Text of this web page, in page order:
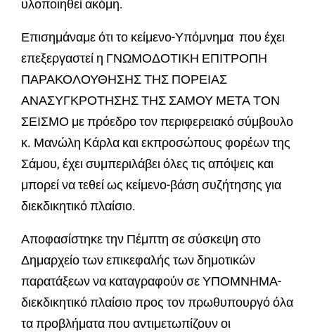
υλοποιηθεί ακόμη.
Επισημάναμε ότι το κείμενο-Υπόμνημα που έχει
επεξεργαστεί η ΓΝΩΜΟΔΟΤΙΚΗ ΕΠΙΤΡΟΠΗ
ΠΑΡΑΚΟΛΟΥΘΗΣΗΣ ΤΗΣ ΠΟΡΕΙΑΣ
ΑΝΑΣΥΓΚΡΟΤΗΣΗΣ ΤΗΣ ΣΑΜΟΥ ΜΕΤΑ ΤΟΝ
ΣΕΙΣΜΟ με πρόεδρο τον περιφερειακό σύμβουλο
κ. Μανώλη Κάρλα και εκπροσώπους φορέων της
Σάμου, έχει συμπεριλάβει όλες τις απόψεις και
μπορεί να τεθεί ως κείμενο-βάση συζήτησης για
διεκδικητικό πλαίσιο.
Αποφασίστηκε την Πέμπτη σε σύσκεψη στο
Δημαρχείο των επικεφαλής των δημοτικών
παρατάξεων να καταγραφούν σε ΥΠΟΜΝΗΜΑ-
διεκδικητικό πλαίσιο προς τον πρωθυπουργό όλα
τα προβλήματα που αντιμετωπίζουν οι